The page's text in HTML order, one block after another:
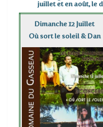
juillet et en août, le
Dimanche 12 Juillet
Où sort le soleil & Dan